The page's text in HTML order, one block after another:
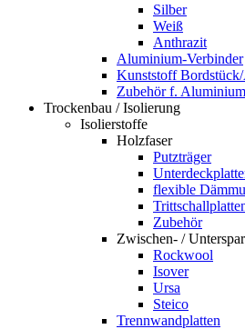
Silber
Weiß
Anthrazit
Aluminium-Verbinder
Kunststoff
Zubehör f.
Trockenbau / Isolierung
Isolierstoffe
Holzfaser
Putzträger
flexible
Zubehör
Zwischen- /
Rockwool
Isover
Ursa
Steico
Trennwandplatten